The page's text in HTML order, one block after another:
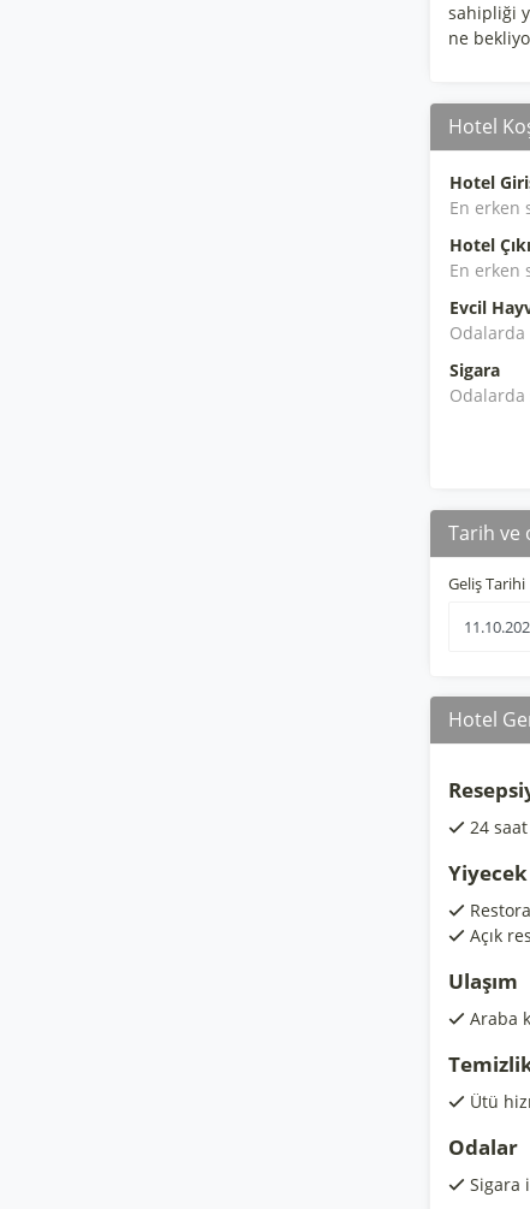
sahipliği
ne
Hotel
Hotel
En erken
Hotel
En erken
Evcil
Sigara
Tarih ve
Geliş Tarihi
Hotel
24
Açık
Ulaşım
Araba
Ütü
Odalar
Sigara